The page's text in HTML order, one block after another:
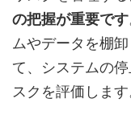
の把握が重要です
ムやデータを棚
て、システムの
スクを評価します